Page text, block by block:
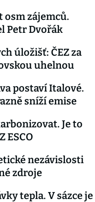
osm zájemců.
Petr Dvořák
úložišť: ČEZ za
uhelnou
postaví Italové.
sníží emise
Je to
ESCO
nezávislosti
zdroje
tepla. V sázce je